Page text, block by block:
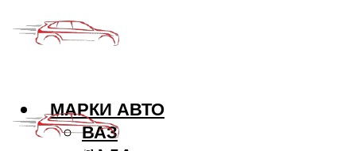
МАРКИ АВТО
ВАЗ